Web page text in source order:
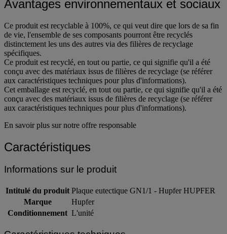
Avantages environnementaux et sociaux
Ce produit est recyclable à 100%, ce qui veut dire que lors de sa fin
de vie, l'ensemble de ses composants pourront être recyclés
distinctement les uns des autres via des filières de recyclage
spécifiques.
Ce produit est recyclé, en tout ou partie, ce qui signifie qu'il a été
conçu avec des matériaux issus de filières de recyclage (se référer
aux caractéristiques techniques pour plus d'informations).
Cet emballage est recyclé, en tout ou partie, ce qui signifie qu'il a été
conçu avec des matériaux issus de filières de recyclage (se référer
Caractéristiques
Informations sur le produit
Intitulé du produit
Plaque eutectique GN1/1 - Hupfer HUPFER
Marque
Hupfer